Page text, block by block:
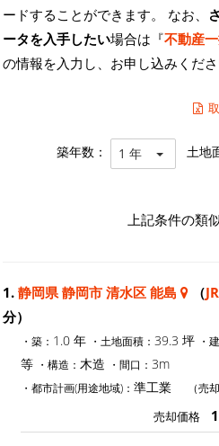
ードすることができます。 なお、
ータを入手したい場合は『不動産
の情報を入力し、お申し込みくださ
築年数： 1 年 土地
上記条件の類
1. 静岡県 静岡市 清水区 能島 （
分）
・築： 1.0 年 ・土地面積： 39.3 坪 ・
等 ・構造： 木造 ・間口： 3m
・都市計画(用途地域)： 準工業 （売
売却価格